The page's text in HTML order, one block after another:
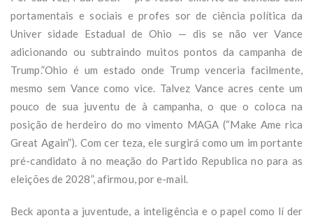
portamentais e sociais e profes sor de ciência política da
Univer sidade Estadual de Ohio — dis se não ver Vance
adicionando ou subtraindo muitos pontos da campanha de
Trump.”Ohio é um estado onde Trump venceria facilmente,
mesmo sem Vance como vice. Talvez Vance acres cente um
pouco de sua juventu de à campanha, o que o coloca na
posição de herdeiro do mo vimento MAGA (“Make Ame rica
Great Again”). Com cer teza, ele surgirá como um im portante
pré-candidato à no meação do Partido Republica no para as
eleições de 2028”, afirmou, por e-mail.
Beck aponta a juventude, a inteligência e o papel como lí der